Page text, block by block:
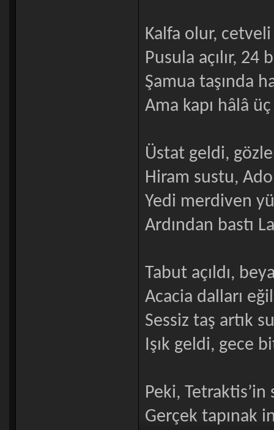
Kalfa olur,
Pusula açılır, 24
Şamua taşında
Ama kapı hâlâ
Üstat geldi,
Hiram sustu,
Yedi merdiven
Ardından bastı
Tabut açıldı,
Acacia dalları
Sessiz taş artık
Işık geldi, gece
Peki, Tetraktis’in
Gerçek tapınak